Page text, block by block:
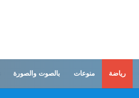
رياضة منوعات بالصوت والصورة